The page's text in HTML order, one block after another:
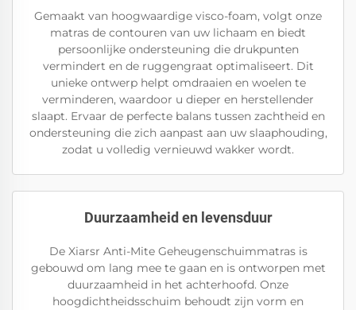
Gemaakt van hoogwaardige visco-foam, volgt onze
matras de contouren van uw lichaam en biedt
persoonlijke ondersteuning die drukpunten
vermindert en de ruggengraat optimaliseert. Dit
unieke ontwerp helpt omdraaien en woelen te
verminderen, waardoor u dieper en herstellender
slaapt. Ervaar de perfecte balans tussen zachtheid en
ondersteuning die zich aanpast aan uw slaaphouding,
zodat u volledig vernieuwd wakker wordt.
Duurzaamheid en levensduur
De Xiarsr Anti-Mite Geheugenschuimmatras is
gebouwd om lang mee te gaan en is ontworpen met
duurzaamheid in het achterhoofd. Onze
hoogdichtheidsschuim behoudt zijn vorm en